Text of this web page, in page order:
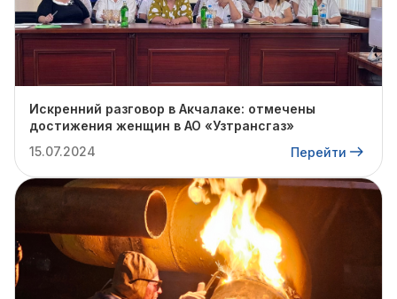
Искренний разговор в Акчалаке: отмечены
достижения женщин в АО «Узтрансгаз»
15.07.2024
Перейти